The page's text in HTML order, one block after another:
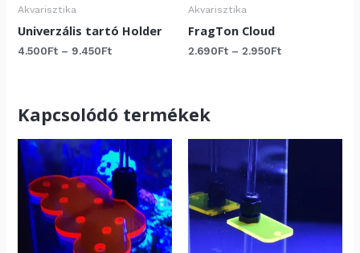
Akvarisztika
Univerzális tartó Holder
4.500Ft – 9.450FtÁrtartomány:
Akvarisztika
FragTon Cloud
2.690Ft – 2.950FtÁrtartomány:
Kapcsolódó termékek